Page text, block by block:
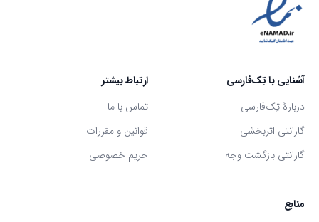
آشنایی با تِک‌فارسی
دربارهٔ تِک‌فارسی
گارانتی اثر‌بخشی
گارانتی بازگشت وجه
ارتباط بیشتر
تماس با ما
قوانین و مقررات
حریم خصوصی
منابع